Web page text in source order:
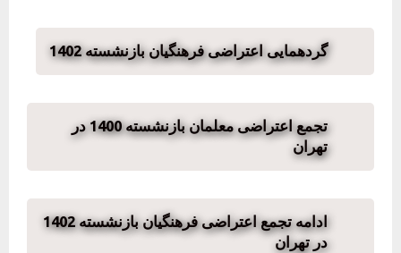
گردهمایی اعتراضی فرهنگیان بازنشسته 1402
تجمع اعتراضی معلمان بازنشسته 1400 در
تهران
ادامه تجمع اعتراضی فرهنگیان بازنشسته 1402
در تهران